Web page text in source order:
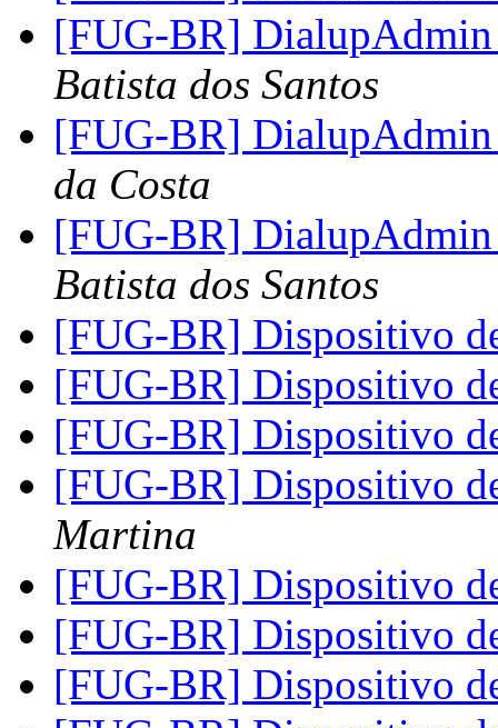
[FUG-BR] DialupAdmin
Batista dos Santos
[FUG-BR] DialupAdmin
da Costa
[FUG-BR] DialupAdmin
Batista dos Santos
[FUG-BR] Dispositivo
[FUG-BR] Dispositivo
[FUG-BR] Dispositivo
[FUG-BR] Dispositivo
Martina
[FUG-BR] Dispositivo
[FUG-BR] Dispositivo
[FUG-BR] Dispositivo